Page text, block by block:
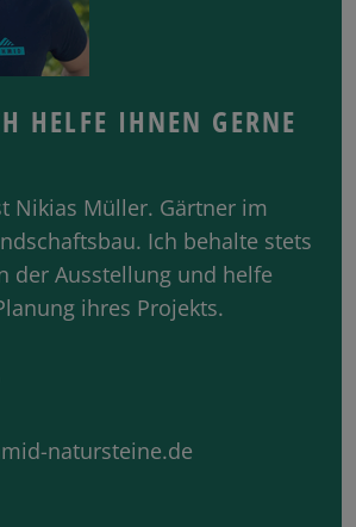
HELFE IHNEN GERNE
Nikias Müller. Gärtner im
Ich behalte stets
der Ausstellung und helfe
ihres Projekts.
natursteine.de